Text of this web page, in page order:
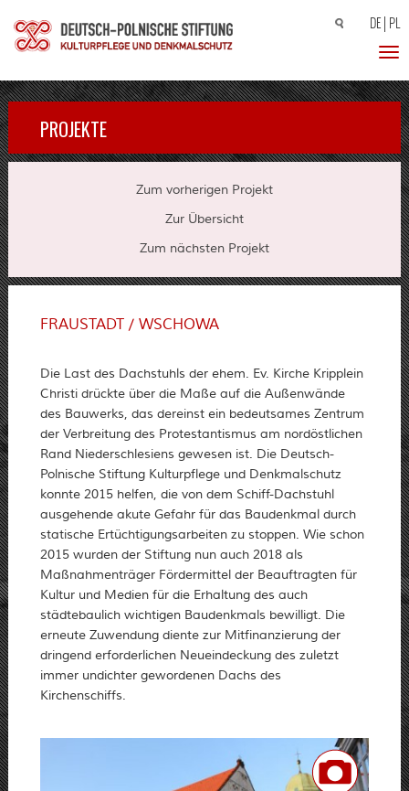
Suchen
DE PL
PROJEKTE
Zum vorherigen Projekt
Zur Übersicht
Zum nächsten Projekt
FRAUSTADT / WSCHOWA
Die Last des Dachstuhls der ehem. Ev. Kirche Kripplein
Christi drückte über die Maße auf die Außenwände
des Bauwerks, das dereinst ein bedeutsames Zentrum
der Verbreitung des Protestantismus am nordöstlichen
Rand Niederschlesiens gewesen ist. Die Deutsch-
Polnische Stiftung Kulturpflege und Denkmalschutz
konnte 2015 helfen, die von dem Schiff-Dachstuhl
ausgehende akute Gefahr für das Baudenkmal durch
statische Ertüchtigungsarbeiten zu stoppen. Wie schon
2015 wurden der Stiftung nun auch 2018 als
Maßnahmenträger Fördermittel der Beauftragten für
Kultur und Medien für die Erhaltung des auch
städtebaulich wichtigen Baudenkmals bewilligt. Die
erneute Zuwendung diente zur Mitfinanzierung der
dringend erforderlichen Neueindeckung des zuletzt
immer undichter gewordenen Dachs des
Kirchenschiffs.